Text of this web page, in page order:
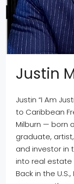
Justin
Justin “I Am
to Caribbean
Milburn — born
graduate,
and investor in
into real estate
Back in the